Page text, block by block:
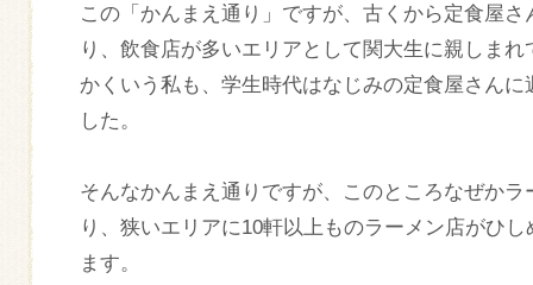
この「かんまえ通り」ですが、古くから定食屋
り、飲食店が多いエリアとして関大生に親しま
かくいう私も、学生時代はなじみの定食屋さん
した。
そんなかんまえ通りですが、このところなぜか
り、狭いエリアに10軒以上ものラーメン店がひ
ます。